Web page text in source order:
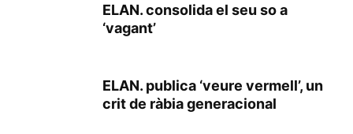
ELAN. consolida el seu so a
‘vagant’
ELAN. publica ‘veure vermell’, un
crit de ràbia generacional